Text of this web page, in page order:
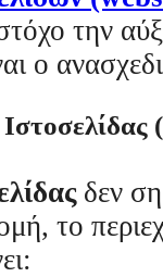
την
ο
δεν
το